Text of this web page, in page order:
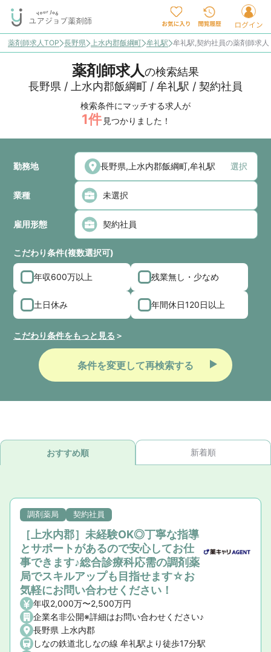
薬剤師求人TOP 長野県 上水内郡飯綱町 牟礼駅 牟礼駅,契約社員の薬剤師求
薬剤師求人の検索結果
長野県 / 上水内郡飯綱町 / 牟礼駅 / 契約社員
検索条件にマッチする求人が
1件 見つかりました！
勤務地 選択
業種
雇用形態
こだわり条件(複数選択可)
年収600万以上 残業無し・少なめ
土日休み 年間休日120日以上
こだわり条件をもっと見る
条件を変更して再検索する
おすすめ順 新着順
調剤薬局 契約社員
［上水内郡］未経験OK◎丁寧な指導
とサポートがあるので安心してお仕
事できます♪総合診療科応需の調剤薬
局でスキルアップも目指せます☆お
気軽にお問い合わせください！
年収2,000万〜2,500万円
企業名非公開※詳細はお問い合わせください♪
長野県 上水内郡
しなの鉄道北しなの線 牟礼駅より徒歩17分駅